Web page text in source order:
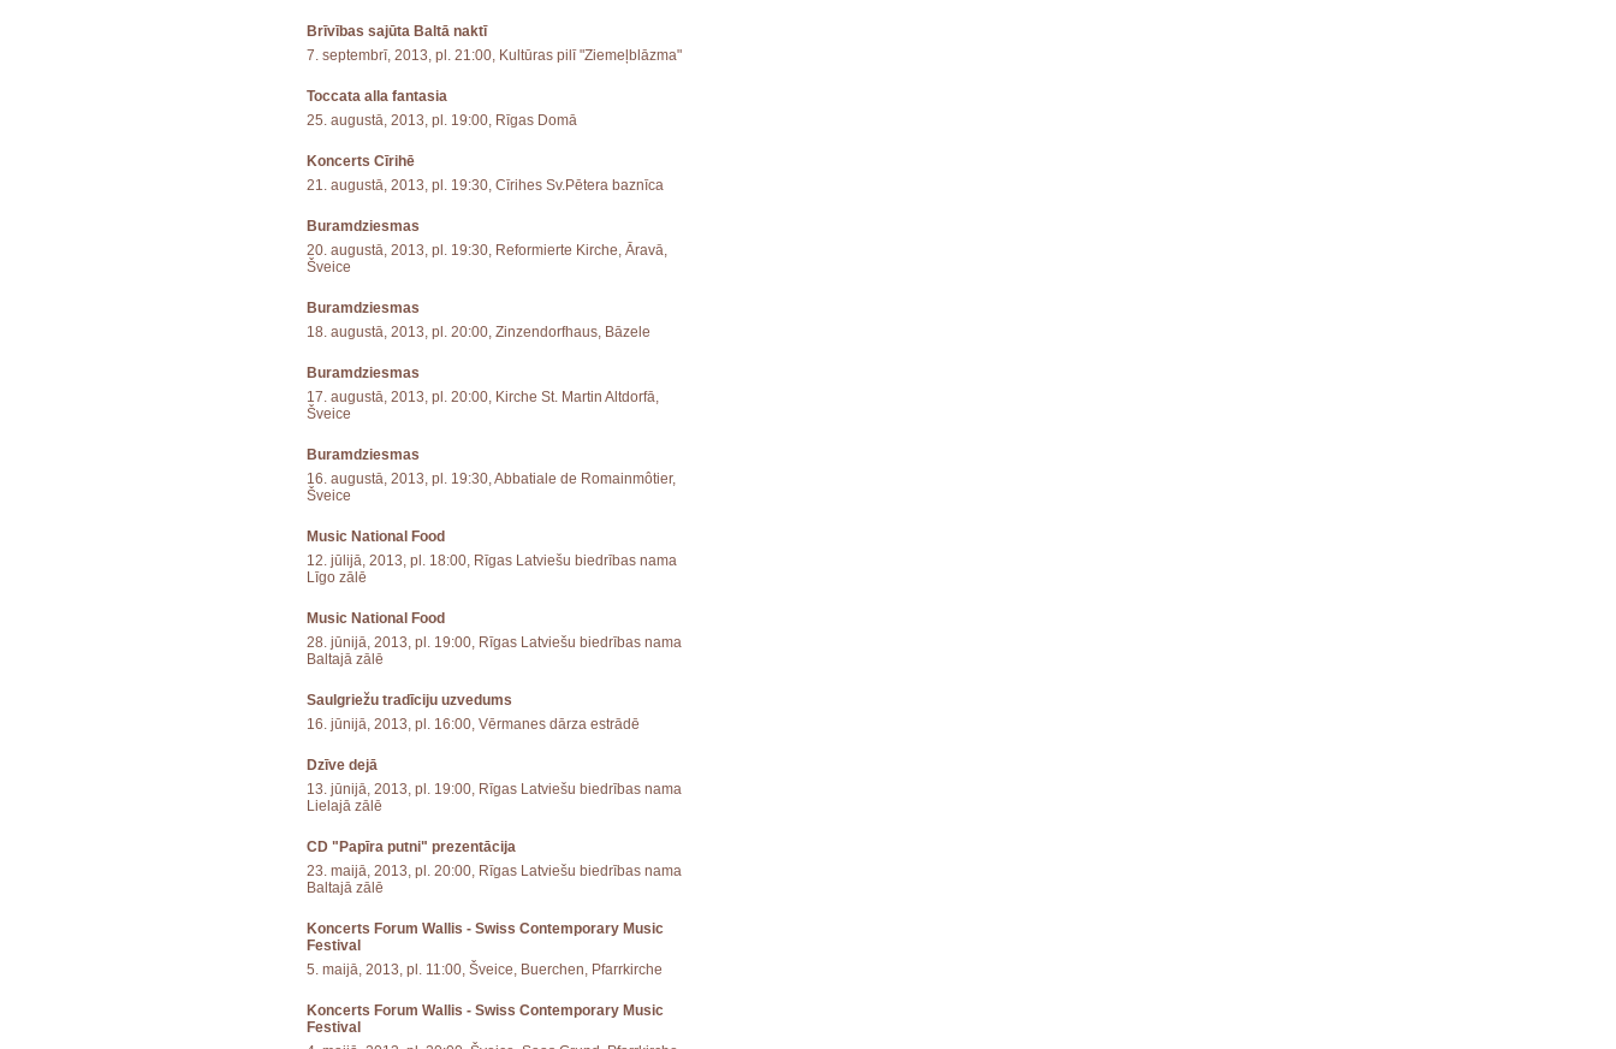
Brīvības sajūta Baltā naktī
7. septembrī, 2013, pl. 21:00, Kultūras pilī "Ziemeļblāzma"
Toccata alla fantasia
25. augustā, 2013, pl. 19:00, Rīgas Domā
Koncerts Cīrihē
21. augustā, 2013, pl. 19:30, Cīrihes Sv.Pētera baznīca
Buramdziesmas
20. augustā, 2013, pl. 19:30, Reformierte Kirche, Āravā,
Šveice
Buramdziesmas
18. augustā, 2013, pl. 20:00, Zinzendorfhaus, Bāzele
Buramdziesmas
17. augustā, 2013, pl. 20:00, Kirche St. Martin Altdorfā,
Šveice
Buramdziesmas
16. augustā, 2013, pl. 19:30, Abbatiale de Romainmôtier,
Šveice
Music National Food
12. jūlijā, 2013, pl. 18:00, Rīgas Latviešu biedrības nama
Līgo zālē
Music National Food
28. jūnijā, 2013, pl. 19:00, Rīgas Latviešu biedrības nama
Baltajā zālē
Saulgriežu tradīciju uzvedums
16. jūnijā, 2013, pl. 16:00, Vērmanes dārza estrādē
Dzīve dejā
13. jūnijā, 2013, pl. 19:00, Rīgas Latviešu biedrības nama
Lielajā zālē
CD "Papīra putni" prezentācija
23. maijā, 2013, pl. 20:00, Rīgas Latviešu biedrības nama
Baltajā zālē
Koncerts Forum Wallis - Swiss Contemporary Music
Festival
5. maijā, 2013, pl. 11:00, Šveice, Buerchen, Pfarrkirche
Koncerts Forum Wallis - Swiss Contemporary Music
Festival